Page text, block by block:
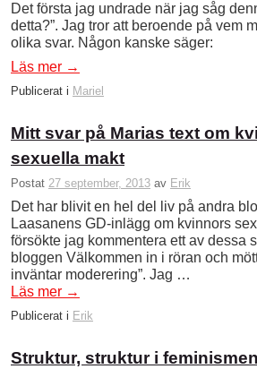
Det första jag undrade när jag såg
detta?”. Jag tror att beroende på vem
olika svar. Någon kanske säger:
Läs mer →
Publicerat i Mariel
Mitt svar på Marias text om
sexuella makt
Postat 27 september, 2013 av Erik
Det har blivit en hel del liv på andra
Laasanens GD-inlägg om kvinnors
försökte jag kommentera ett av dessa
bloggen Välkommen in i röran och
inväntar moderering”. Jag …
Läs mer →
Publicerat i Erik
Struktur, struktur i